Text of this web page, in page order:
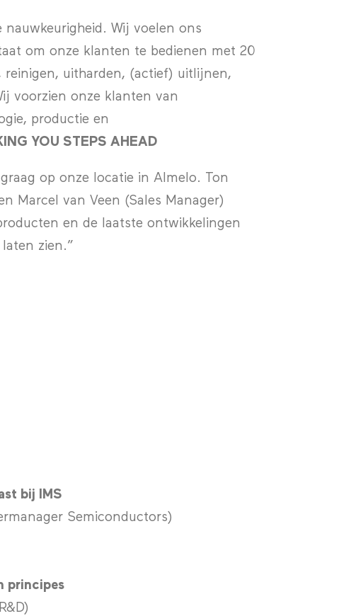
nauwkeurigheid. Wij voelen ons
om onze klanten te bedienen met 20
reinigen, uitharden, (actief) uitlijnen,
voorzien onze klanten van
productie en
YOU STEPS AHEAD
op onze locatie in Almelo. Ton
Marcel van Veen (Sales Manager)
en de laatste ontwikkelingen
zien.”
bij IMS
Semiconductors)
principes